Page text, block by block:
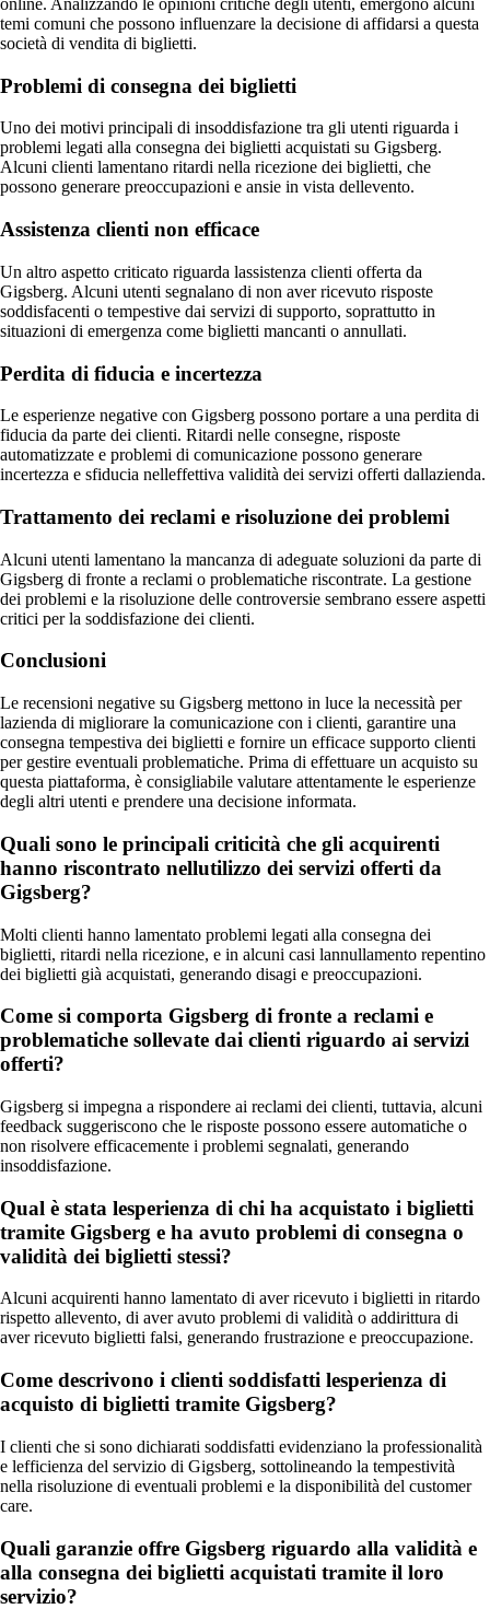
online. Analizzando le opinioni critiche degli utenti, emergono alcuni
temi comuni che possono influenzare la decisione di affidarsi a questa
società di vendita di biglietti.
Problemi di consegna dei biglietti
Uno dei motivi principali di insoddisfazione tra gli utenti riguarda i
problemi legati alla consegna dei biglietti acquistati su Gigsberg.
Alcuni clienti lamentano ritardi nella ricezione dei biglietti, che
possono generare preoccupazioni e ansie in vista dellevento.
Assistenza clienti non efficace
Un altro aspetto criticato riguarda lassistenza clienti offerta da
Gigsberg. Alcuni utenti segnalano di non aver ricevuto risposte
soddisfacenti o tempestive dai servizi di supporto, soprattutto in
situazioni di emergenza come biglietti mancanti o annullati.
Perdita di fiducia e incertezza
Le esperienze negative con Gigsberg possono portare a una perdita di
fiducia da parte dei clienti. Ritardi nelle consegne, risposte
automatizzate e problemi di comunicazione possono generare
incertezza e sfiducia nelleffettiva validità dei servizi offerti dallazienda.
Trattamento dei reclami e risoluzione dei problemi
Alcuni utenti lamentano la mancanza di adeguate soluzioni da parte di
Gigsberg di fronte a reclami o problematiche riscontrate. La gestione
dei problemi e la risoluzione delle controversie sembrano essere aspetti
critici per la soddisfazione dei clienti.
Conclusioni
Le recensioni negative su Gigsberg mettono in luce la necessità per
lazienda di migliorare la comunicazione con i clienti, garantire una
consegna tempestiva dei biglietti e fornire un efficace supporto clienti
per gestire eventuali problematiche. Prima di effettuare un acquisto su
questa piattaforma, è consigliabile valutare attentamente le esperienze
degli altri utenti e prendere una decisione informata.
Quali sono le principali criticità che gli acquirenti
hanno riscontrato nellutilizzo dei servizi offerti da
Gigsberg?
Molti clienti hanno lamentato problemi legati alla consegna dei
biglietti, ritardi nella ricezione, e in alcuni casi lannullamento repentino
dei biglietti già acquistati, generando disagi e preoccupazioni.
Come si comporta Gigsberg di fronte a reclami e
problematiche sollevate dai clienti riguardo ai servizi
offerti?
Gigsberg si impegna a rispondere ai reclami dei clienti, tuttavia, alcuni
feedback suggeriscono che le risposte possono essere automatiche o
non risolvere efficacemente i problemi segnalati, generando
insoddisfazione.
Qual è stata lesperienza di chi ha acquistato i biglietti
tramite Gigsberg e ha avuto problemi di consegna o
validità dei biglietti stessi?
Alcuni acquirenti hanno lamentato di aver ricevuto i biglietti in ritardo
rispetto allevento, di aver avuto problemi di validità o addirittura di
aver ricevuto biglietti falsi, generando frustrazione e preoccupazione.
Come descrivono i clienti soddisfatti lesperienza di
acquisto di biglietti tramite Gigsberg?
I clienti che si sono dichiarati soddisfatti evidenziano la professionalità
e lefficienza del servizio di Gigsberg, sottolineando la tempestività
nella risoluzione di eventuali problemi e la disponibilità del customer
care.
Quali garanzie offre Gigsberg riguardo alla validità e
alla consegna dei biglietti acquistati tramite il loro
servizio?